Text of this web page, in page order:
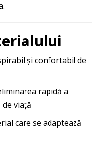
și confortabil de
rapidă a
viață
care se adaptează